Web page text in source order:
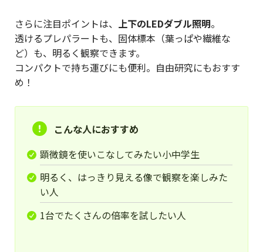
さらに注目ポイントは、 上下のLEDダブル照明。
透けるプレパラートも、固体標本（葉っぱや繊維な
ど）も、明るく観察できます。
コンパクトで持ち運びにも便利。自由研究にもおすす
め！
こんな人におすすめ
顕微鏡を使いこなしてみたい小中学生
明るく、はっきり見える像で観察を楽しみた
い人
1台でたくさんの倍率を試したい人